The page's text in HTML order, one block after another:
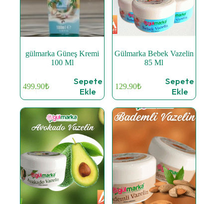
gülmarka Güneş Kremi
100 Ml
499.90₺
Sepete
Ekle
Gülmarka Bebek Vazelin
85 Ml
129.90₺
Sepete
Ekle